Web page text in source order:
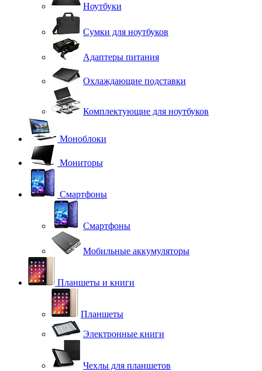
Ноутбуки
Сумки для ноутбуков
Адаптеры питания
Охлаждающие подставки
Комплектующие для ноутбуков
Моноблоки
Мониторы
Смартфоны
Смартфоны
Мобильные аккумуляторы
Планшеты и книги
Планшеты
Электронные книги
Чехлы для планшетов